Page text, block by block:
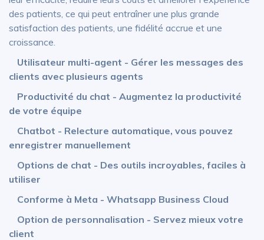
des patients, ce qui peut entraîner une plus grande
satisfaction des patients, une fidélité accrue et une
croissance.
Utilisateur multi-agent - Gérer les messages des
clients avec plusieurs agents
Productivité du chat - Augmentez la productivité
de votre équipe
Chatbot - Relecture automatique, vous pouvez
enregistrer manuellement
Options de chat - Des outils incroyables, faciles à
utiliser
Conforme à Meta - Whatsapp Business Cloud
Option de personnalisation - Servez mieux votre
client